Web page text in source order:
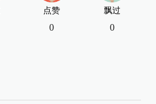
点赞
0
飘过
0